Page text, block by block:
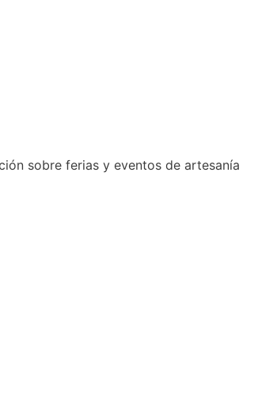
sobre ferias y eventos de artesanía